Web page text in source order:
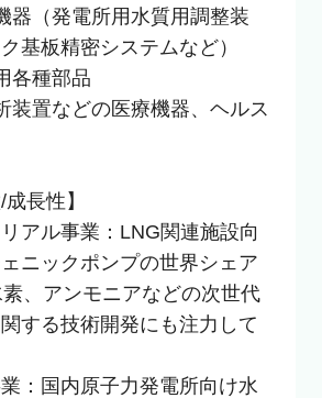
器（発電所用水質用調整装
基板精密システムなど）
各種部品
装置などの医療機器、ヘルス
長性】
アル事業：LNG関連施設向
ニックポンプの世界シェア
、アンモニアなどの次世代
する技術開発にも注力して
：国内原子力発電所向け水